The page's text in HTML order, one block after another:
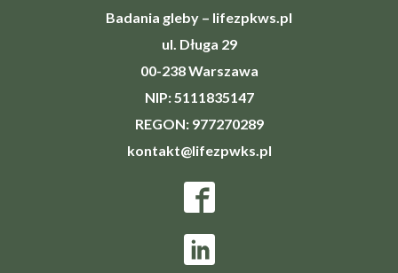
Badania gleby – lifezpkws.pl
ul. Długa 29
00-238 Warszawa
NIP: 5111835147
REGON: 977270289
kontakt@lifezpwks.pl